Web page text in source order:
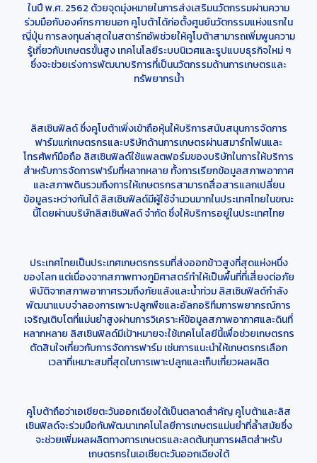
ในปี พ.ศ. 2562 ด้วยจุดมุ่งหมายในการส่งเสริมนวัตกรรมผ่านความ
ร่วมมือกับองค์กรภายนอก คูโบต้าได้ก่อตั้งศูนย์นวัตกรรมแห่งแรกใน
ญี่ปุ่น การลงทุนล่าสุดในสตาร์ทอัพช่วยให้คูโบต้าสามารถเพิ่มพูนความ
รู้เกี่ยวกับเกษตรขั้นสูง เทคโนโลยีระบบนิเวศและรูปแบบธุรกิจใหม่ ๆ
ซึ่งจะช่วยเร่งการพัฒนาบริการที่เป็นนวัตกรรมด้านการเกษตรและ
ทรัพยากรน้ำ
ลิสเซินฟิลด์ ซึ่งคูโบต้าเพิ่งเข้าถือหุ้นให้บริการสนับสนุนการจัดการ
ฟาร์มแก่เกษตรกรและบริษัทด้านการเกษตรผ่านสมาร์ทโฟนและ
โทรศัพท์มือถือ ลิสเซินฟิลด์ใช้แพลตฟอร์มของบริษัทในการให้บริการ
สำหรับการจัดการฟาร์มที่หลากหลาย ทั้งการเรียกข้อมูลสภาพอากาศ
และสภาพดินรวมถึงการให้เกษตรกรสามารถสื่อสารแลกเปลี่ยน
ข้อมูลระหว่างกันได้ ลิสเซินฟิลด์มีผู้ใช้จำนวนมากในประเทศไทยในขณะ
นี้โดยผ่านบริษัทลิสเซินฟิลด์ จำกัด ซึ่งให้บริการอยู่ในประเทศไทย
ประเทศไทยเป็นประเทศเกษตรกรรมที่ส่งออกข้าวสูงที่สุดแห่งหนึ่ง
ของโลก แต่เนื่องจากสภาพทางภูมิศาสตร์ทำให้เป็นพื้นที่ที่เสี่ยงต่อภัย
พิบัติจากสภาพอากาศรวมถึงภัยแล้งและน้ำท่วม ลิสเซินฟิลด์กำลัง
พัฒนาแบบจำลองการเพาะปลูกพืชและอัลกอริทึมการพยากรณ์การ
เจริญเติบโตที่แม่นยำสูงผ่านการวิเคราะห์ข้อมูลสภาพอากาศและดินที่
หลากหลาย ลิสเซินฟิลด์มีเป้าหมายจะใช้เทคโนโลยีนี้เพื่อช่วยเกษตรกร
ตัดสินใจเกี่ยวกับการจัดการฟาร์ม เช่นการแนะนำให้เกษตรกรเลือก
เวลาที่เหมาะสมที่สุดในการเพาะปลูกและเก็บเกี่ยวผลผลิต
คูโบต้าถือว่าเอเชียตะวันออกเฉียงใต้เป็นตลาดสำคัญ คูโบต้าและลิส
เซินฟิลด์จะร่วมมือกันพัฒนาเทคโนโลยีการเกษตรแม่นยำที่ล้ำสมัยซึ่ง
จะช่วยเพิ่มผลผลิตทางการเกษตรและลดต้นทุนการผลิตสำหรับ
เกษตรกรในเอเชียตะวันออกเฉียงใต้